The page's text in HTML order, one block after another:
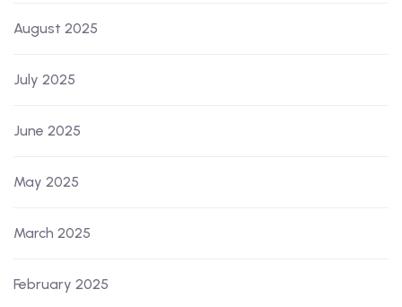
August 2025
July 2025
June 2025
May 2025
March 2025
February 2025